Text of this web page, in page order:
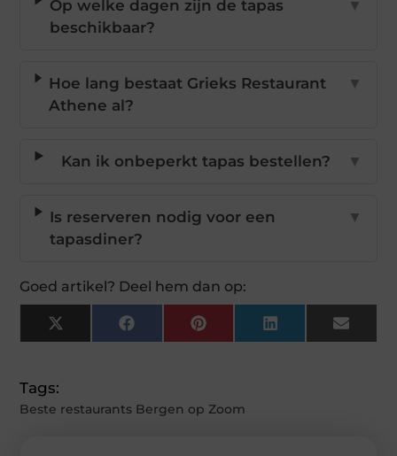
Op welke dagen zijn de tapas
beschikbaar?
▼
Hoe lang bestaat Grieks Restaurant
Athene al?
▼
Kan ik onbeperkt tapas bestellen? ▼
Is reserveren nodig voor een
tapasdiner?
▼
Goed artikel? Deel hem dan op:
X
(Twitter)
FacebookPinterestLinkedInEmail
Tags:
Beste restaurants Bergen op Zoom